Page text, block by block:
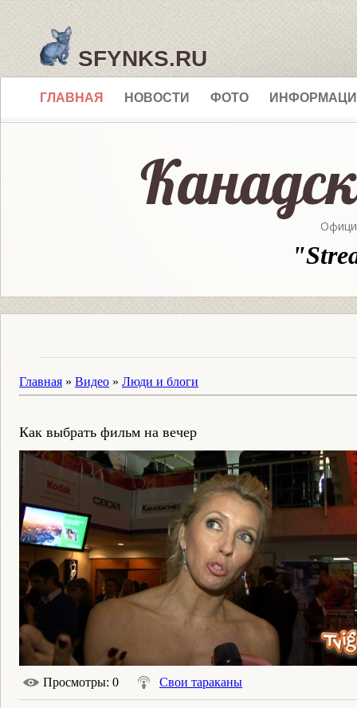
SFYNKS.RU
ГЛАВНАЯ НОВОСТИ ФОТО
Главная » Видео » Люди и блоги
Как выбрать фильм на вечер
Просмотры: 0 Свои тараканы